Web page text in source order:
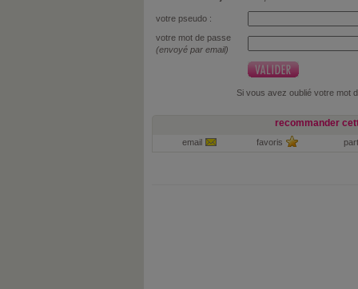
votre pseudo :
votre mot de passe
(envoyé par email)
Si vous avez oublié votre mot
recommander
email favoris